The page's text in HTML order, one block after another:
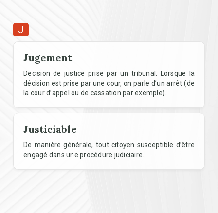
J
Jugement
Décision de justice prise par un tribunal. Lorsque la
décision est prise par une cour, on parle d’un arrêt (de
la cour d’appel ou de cassation par exemple).
Justiciable
De manière générale, tout citoyen susceptible d’être
engagé dans une procédure judiciaire.